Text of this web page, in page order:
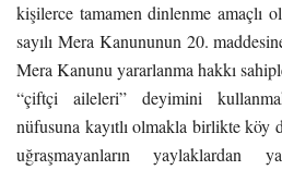
kişilerce tamamen dinlenme amaçlı
sayılı Mera Kanununun 20.
Mera Kanunu yararlanma hakkı
“çiftçi aileleri” deyimini
nüfusuna kayıtlı olmakla birlikte köy
uğraşmayanların yaylaklardan